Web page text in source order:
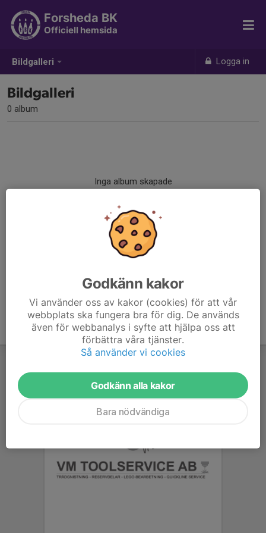
Bildgalleri Logga in
Forsheda BK
Officiell hemsida
Bildgalleri
0 album
Inga album skapade
Godkänn kakor
Vi använder oss av kakor (cookies) för att vår
webbplats ska fungera bra för dig. De används
även för webbanalys i syfte att hjälpa oss att
förbättra våra tjänster.
Så använder vi cookies
Godkänn alla kakor
Bara nödvändiga